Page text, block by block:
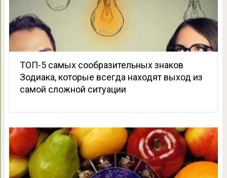
ТОП-5 самых сообразительных знаков
Зодиака, которые всегда находят выход из
самой сложной ситуации